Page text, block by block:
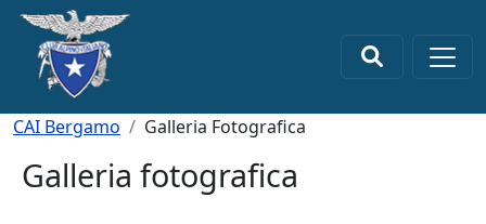
Salta al contenuto principale
Briciole di pane
CAI Bergamo Galleria Fotografica
Galleria fotografica
×